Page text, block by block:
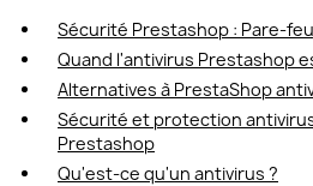
Sécurité Prestashop : Pare-
Quand l'antivirus Prestashop
Alternatives à PrestaShop
Sécurité et protection
Prestashop
Qu'est-ce qu'un antivirus ?